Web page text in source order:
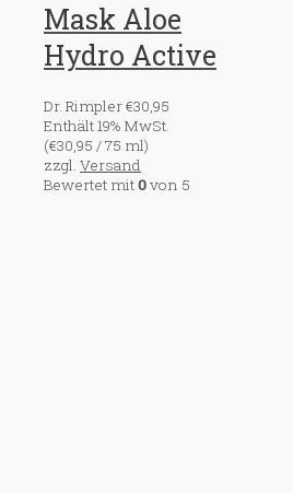
Mask Aloe
Hydro Active
Dr. Rimpler€30,95
Enthält 19% MwSt.
(€30,95 / 75 ml)
zzgl. Versand
Bewertet mit0von 5